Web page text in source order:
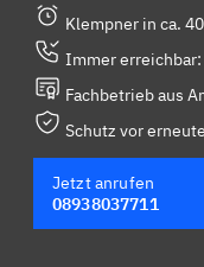
Klempner in ca.
Immer erreichbar:
Fachbetrieb aus
Schutz vor
Jetzt anrufen
08938037711